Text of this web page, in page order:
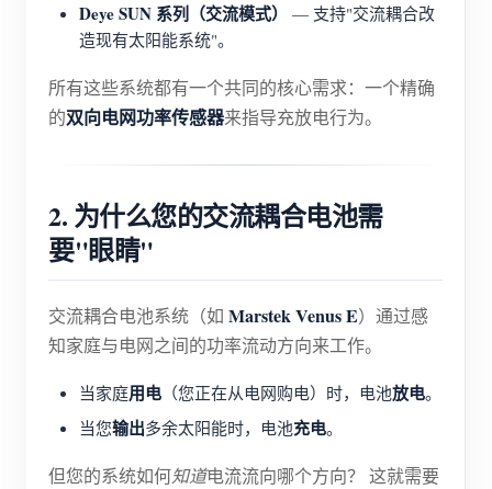
Deye SUN 系列（交流模式）
— 支持"交流耦合改
造现有太阳能系统"。
所有这些系统都有一个共同的核心需求：一个精确
的双向电网功率传感器来指导充放电行为。
2. 为什么您的交流耦合电池需
要"眼睛"
交流耦合电池系统（如 Marstek Venus E）通过感
知家庭与电网之间的功率流动方向来工作。
当家庭用电 （您正在从电网购电）时，电池放电。
当您输出多余太阳能时，电池充电。
但您的系统如何知道电流流向哪个方向？ 这就需要